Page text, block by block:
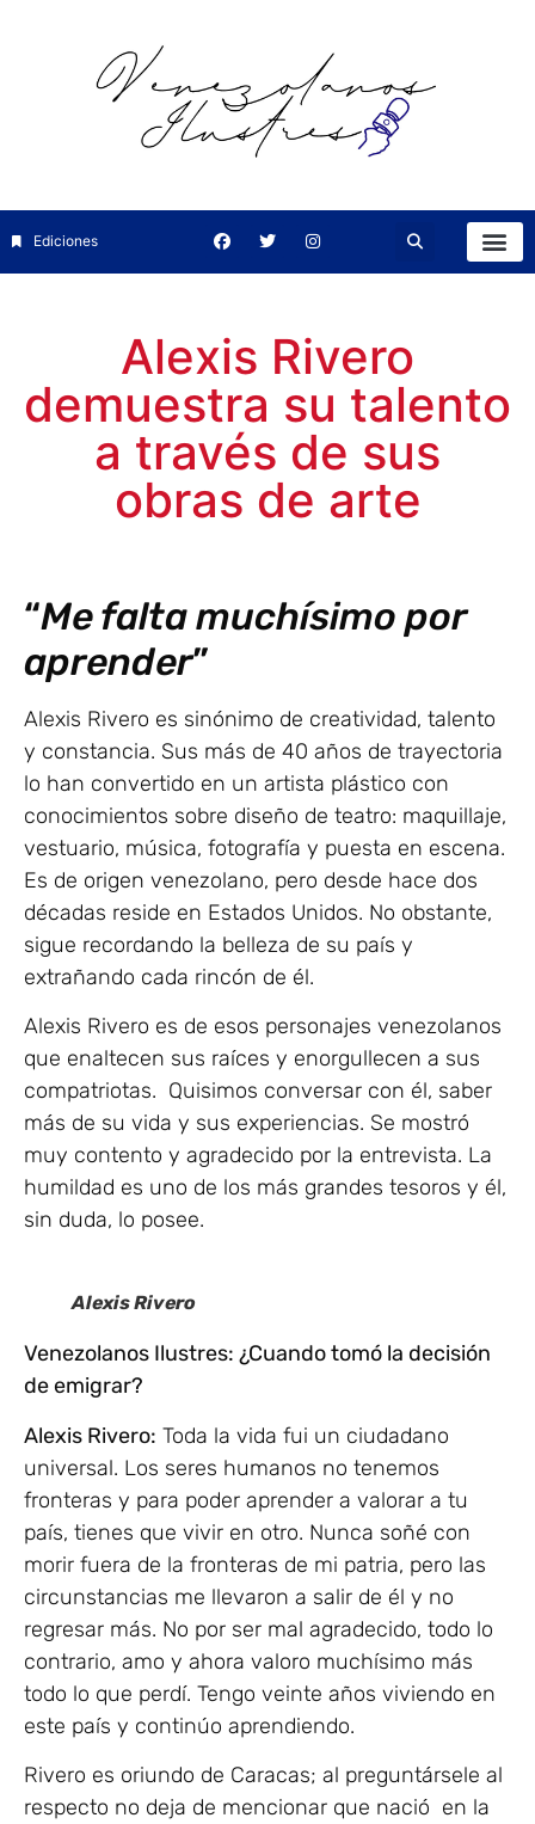
Ediciones
Alexis Rivero
demuestra su talento
a través de sus
obras de arte
“Me falta muchísimo por
aprender”
Alexis Rivero es sinónimo de creatividad, talento
y constancia. Sus más de 40 años de trayectoria
lo han convertido en un artista plástico con
conocimientos sobre diseño de teatro: maquillaje,
vestuario, música, fotografía y puesta en escena.
Es de origen venezolano, pero desde hace dos
décadas reside en Estados Unidos. No obstante,
sigue recordando la belleza de su país y
extrañando cada rincón de él.
Alexis Rivero es de esos personajes venezolanos
que enaltecen sus raíces y enorgullecen a sus
compatriotas. Quisimos conversar con él, saber
más de su vida y sus experiencias. Se mostró
muy contento y agradecido por la entrevista. La
humildad es uno de los más grandes tesoros y él,
sin duda, lo posee.
Alexis Rivero
Venezolanos Ilustres: ¿Cuando tomó la decisión
de emigrar?
Alexis Rivero: Toda la vida fui un ciudadano
universal. Los seres humanos no tenemos
fronteras y para poder aprender a valorar a tu
país, tienes que vivir en otro. Nunca soñé con
morir fuera de la fronteras de mi patria, pero las
circunstancias me llevaron a salir de él y no
regresar más. No por ser mal agradecido, todo lo
contrario, amo y ahora valoro muchísimo más
todo lo que perdí. Tengo veinte años viviendo en
este país y continúo aprendiendo.
Rivero es oriundo de Caracas; al preguntársele al
respecto no deja de mencionar que nació en la